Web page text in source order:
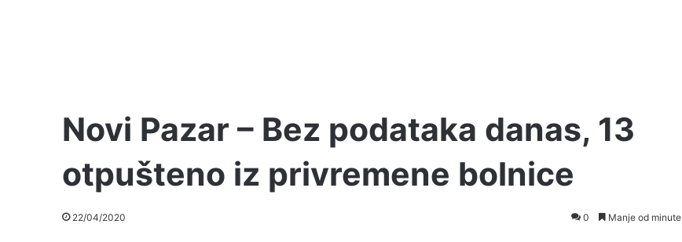
Novi Pazar – Bez podataka danas, 13
otpušteno iz privremene bolnice
22/04/2020 0 Manje od minute